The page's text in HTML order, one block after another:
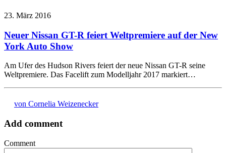
23. März 2016
Neuer Nissan GT-R feiert Weltpremiere auf der New
York Auto Show
Am Ufer des Hudson Rivers feiert der neue Nissan GT-R seine
Weltpremiere. Das Facelift zum Modelljahr 2017 markiert…
von Cornelia Weizenecker
Add comment
Comment